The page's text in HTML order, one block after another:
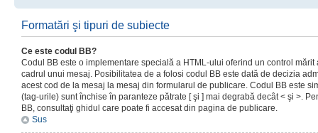
Formatări şi tipuri de subiecte
Ce este codul BB?
Codul BB este o implementare specială a HTML-ului oferind un control
cadrul unui mesaj. Posibilitatea de a folosi codul BB este dată de decizia
acest cod de la mesaj la mesaj din formularul de publicare. Codul BB este
(tag-urile) sunt închise în paranteze pătrate [ şi ] mai degrabă decât < şi >.
BB, consultaţi ghidul care poate fi accesat din pagina de publicare.
Sus